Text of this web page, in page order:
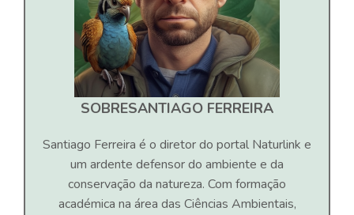
SOBRESANTIAGO FERREIRA
Santiago Ferreira é o diretor do portal Naturlink e
um ardente defensor do ambiente e da
conservação da natureza. Com formação
académica na área das Ciências Ambientais,